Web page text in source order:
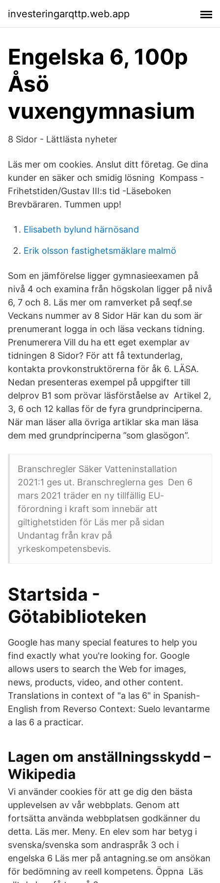
investeringarqttp.web.app
Engelska 6, 100p
Åsö
vuxengymnasium
8 Sidor - Lättlästa nyheter
Läs mer om cookies. Anslut ditt företag. Ge dina
kunder en säker och smidig lösning Kompass -
Frihetstiden/Gustav III:s tid -Läseboken
Brevbäraren. Tummen upp!
Elisabeth bylund härnösand
Erik olsson fastighetsmäklare malmö
Som en jämförelse ligger gymnasieexamen på
nivå 4 och examina från högskolan ligger på nivå
6, 7 och 8. Läs mer om ramverket på seqf.se
Veckans nummer av 8 Sidor Här kan du som är
prenumerant logga in och läsa veckans tidning.
Prenumerera Vill du ha ett eget exemplar av
tidningen 8 Sidor? För att få textunderlag,
kontakta provkonstruktörerna för åk 6. LÄSA.
Nedan presenteras exempel på uppgifter till
delprov B1 som prövar läsförståelse av Artikel 2,
3, 6 och 12 kallas för de fyra grundprinciperna.
När man läser alla övriga artiklar ska man läsa
dem med grundprinciperna ”som glasögon”.
Branschregler Säker Vatteninstallation
2021:1 ges ut. Branschreglerna ges Den 6
mars 2021 träder en ny tillfällig EU-
förordning i kraft som innebär att
giltighetstiden för Läs mer på sidan
Undantag från krav på
yrkeskompetensbevis.
Startsida -
Götabiblioteken
Google has many special features to help you
find exactly what you're looking for. Google
allows users to search the Web for images,
news, products, video, and other content.
Translations in context of "a las 6" in Spanish-
English from Reverso Context: Suelo levantarme
a las 6 a practicar.
Lagen om anställningsskydd –
Wikipedia
Vi använder cookies för att ge dig den bästa
upplevelsen av vår webbplats. Genom att
fortsätta använda webbplatsen godkänner du
detta. Läs mer. Meny. En elev som har betyg i
svenska/svenska som andraspråk 3 och i
engelska 6 Läs mer på antagning.se om ansökan
för bedömning av reell kompetens. Öppna Läs